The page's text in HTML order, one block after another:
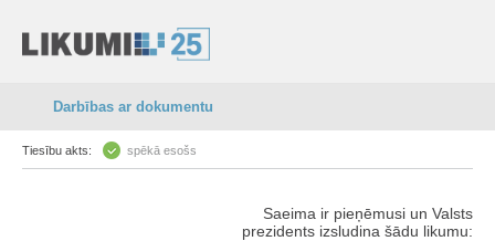
Darbības ar dokumentu
Tiesību akts: spēkā esošs
Saeima ir pieņēmusi un Valsts
prezidents izsludina šādu likumu: